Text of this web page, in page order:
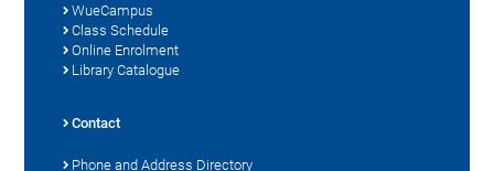
WueCampus
Class Schedule
Online Enrolment
Library Catalogue
Contact
Phone and Address Directory